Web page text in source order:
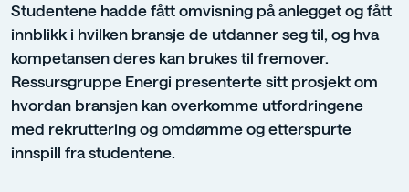
Studentene hadde fått omvisning på anlegget og fått
innblikk i hvilken bransje de utdanner seg til, og hva
kompetansen deres kan brukes til fremover.
Ressursgruppe Energi presenterte sitt prosjekt om
hvordan bransjen kan overkomme utfordringene
med rekruttering og omdømme og etterspurte
innspill fra studentene.